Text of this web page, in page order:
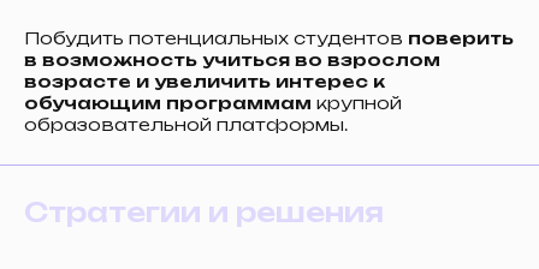
Побудить потенциальных студентов поверить
в возможность учиться во взрослом
возрасте и увеличить интерес к
обучающим программам крупной
образовательной платформы.
Стратегии и решения